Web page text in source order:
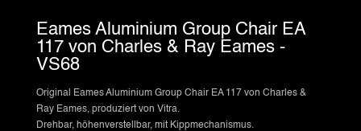
Eames Aluminium Group Chair EA
117 von Charles & Ray Eames -
VS68
Original Eames Aluminium Group Chair EA 117 von Charles &
Ray Eames, produziert von Vitra.
Drehbar, höhenverstellbar, mit Kippmechanismus.